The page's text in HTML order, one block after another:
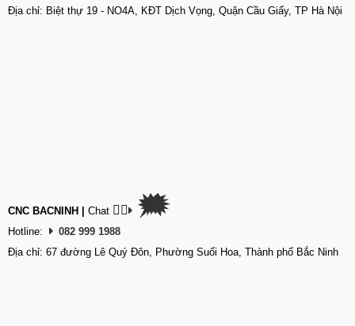
Địa chỉ: Biệt thự 19 - NO4A, KĐT Dịch Vọng, Quận Cầu Giấy, TP Hà Nội
CNC BACNINH Chat 👉🏽 🗯
Hotline:
082 999 1988
Địa chỉ: 67 đường Lê Quý Đôn, Phường Suối Hoa, Thành phố Bắc Ninh